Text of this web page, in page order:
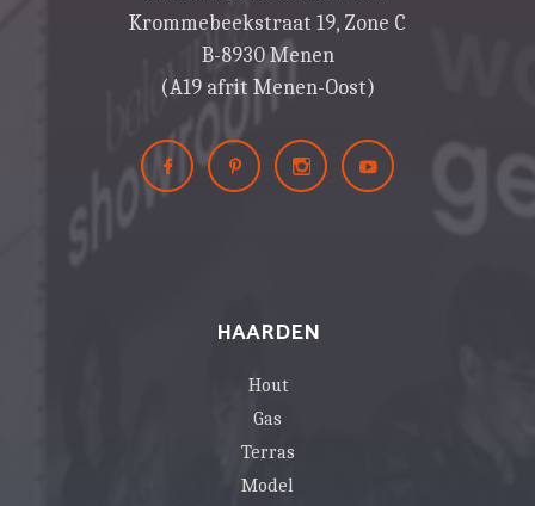
Krommebeekstraat 19, Zone C
B-8930 Menen
(A19 afrit Menen-Oost)
HAARDEN
Hout
Gas
Terras
Model